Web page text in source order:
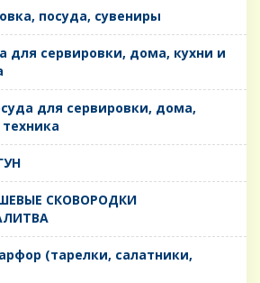
посуда, сувениры
для сервировки, дома, кухни и
для сервировки, дома,
СКОВОРОДКИ
(тарелки, салатники,